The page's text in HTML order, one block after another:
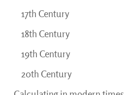
17th Century
18th Century
19th Century
20th Century